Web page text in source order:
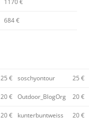
1170 €
684 €
25 € soschyontour 25 €
20 € Outdoor_BlogOrg 20 €
20 € kunterbuntweiss 20 €